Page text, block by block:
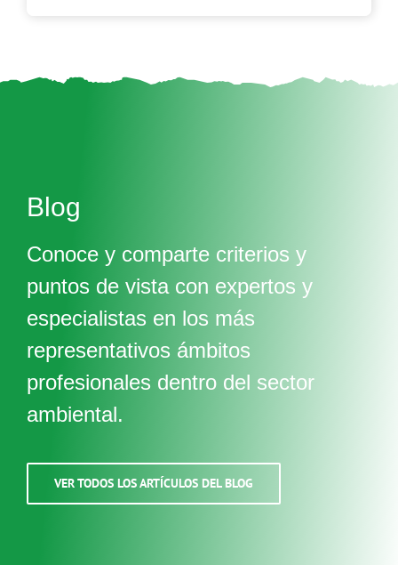
Blog
Conoce y comparte criterios y
puntos de vista con expertos y
especialistas en los más
representativos ámbitos
profesionales dentro del sector
ambiental.
VER TODOS LOS ARTÍCULOS DEL BLOG